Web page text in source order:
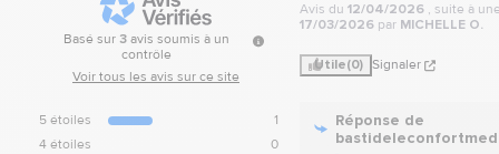
Basé sur 3 avis soumis à un
contrôle
Voir tous les avis sur ce site
5 étoiles
1
4 étoiles
0
Avis du 12/04/2026 , suite à
17/03/2026 par MICHELLE O.
Utile(0) Signaler
Réponse de